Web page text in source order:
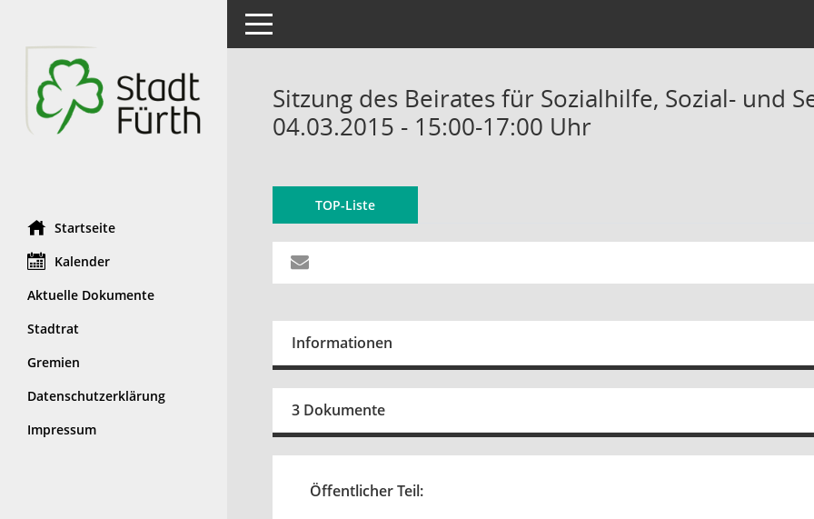
Startseite
Kalender
Aktuelle Dokumente
Stadtrat
Gremien
Datenschutzerklärung
Impressum
Toggle navigation
Sitzung des Beirates für Sozialhilfe, Sozial- und
04.03.2015 - 15:00-17:00 Uhr
TOP-Liste
Informationen
3 Dokumente
Öffentlicher Teil: